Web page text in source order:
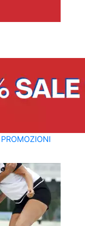
PROMOZIONI